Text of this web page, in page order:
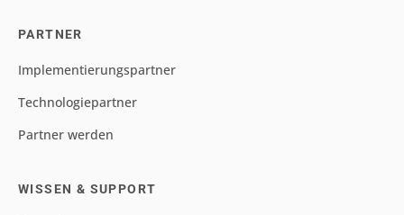
PARTNER
Implementierungspartner
Technologiepartner
Partner werden
WISSEN & SUPPORT